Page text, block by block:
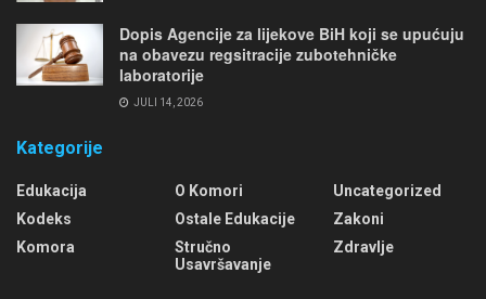
Dopis Agencije za lijekove BiH koji se upućuju
na obavezu regsitracije zubotehničke
laboratorije
JULI 14, 2026
Kategorije
Edukacija
Kodeks
Komora
O Komori
Ostale Edukacije
Stručno
Usavršavanje
Uncategorized
Zakoni
Zdravlje